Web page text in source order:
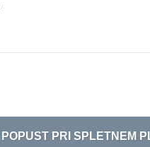
POPUST PRI SPLETNEM